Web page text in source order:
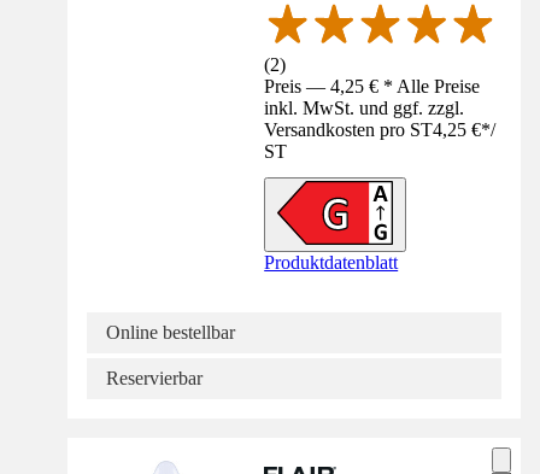
(2)
Preis — 4,25 € * Alle Preise
inkl. MwSt. und ggf. zzgl.
Versandkosten pro ST4,25 €*/
ST
Produktdatenblatt
Online bestellbar
Reservierbar